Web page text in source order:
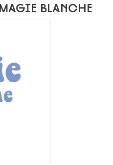
blanche